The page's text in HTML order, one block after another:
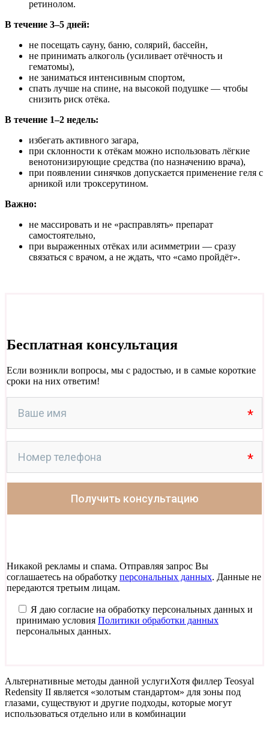
ретинолом.
В течение 3–5 дней:
не посещать сауну, баню, солярий, бассейн,
не принимать алкоголь (усиливает отёчность и
гематомы),
не заниматься интенсивным спортом,
спать лучше на спине, на высокой подушке — чтобы
снизить риск отёка.
В течение 1–2 недель:
избегать активного загара,
при склонности к отёкам можно использовать лёгкие
венотонизирующие средства (по назначению врача),
при появлении синячков допускается применение геля с
арникой или троксерутином.
Важно:
не массировать и не «расправлять» препарат
самостоятельно,
при выраженных отёках или асимметрии — сразу
связаться с врачом, а не ждать, что «само пройдёт».
Бесплатная консультация
Если возникли вопросы, мы с радостью, и в самые короткие
сроки на них ответим!
Никакой рекламы и спама. Отправляя запрос Вы
соглашаетесь на обработку персональных данных. Данные не
передаются третьим лицам.
Я даю согласие на обработку персональных данных и
принимаю условия Политики обработки данных
персональных данных.
Альтернативные методы данной услугиХотя филлер Teosyal
Redensity II является «золотым стандартом» для зоны под
глазами, существуют и другие подходы, которые могут
использоваться отдельно или в комбинации